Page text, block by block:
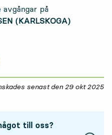
avgångar på
(KARLSKOGA)
senast den 29 okt 2025
till oss?